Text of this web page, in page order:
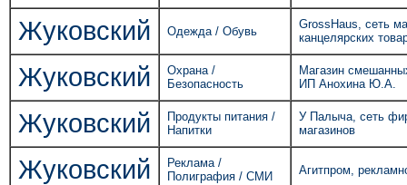
Жуковский Одежда / Обувь
GrossHaus, сеть
канцелярских
Жуковский
Охрана /
Безопасность
Магазин
ИП Анохина Ю.А.
Жуковский
Продукты питания /
Напитки
У Палыча, сеть
магазинов
Жуковский
Реклама /
Полиграфия / СМИ
Агитпром,